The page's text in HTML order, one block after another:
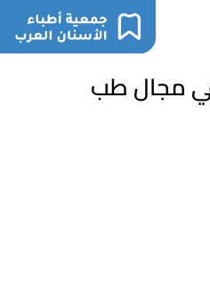
مجال طب